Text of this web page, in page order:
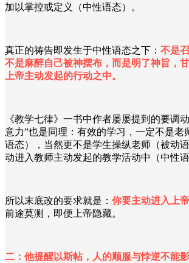
加以掌控或定义（中性语态）。
真正的祷告即发生于中性语态之下： 不是
不是麻醉自己被神摆布，而是明了神旨，
上帝主动发起的行动之中。
《教学七律》一书中作者屡屡提到的要调
意力”也是同理：有效的学习，一定不是老
语态），当然更不是学生操纵老师（被动
动进入教师主动发起的教学活动中（中性语
所以末底改的要求就是： 你要主动进入上
前途莫测，即便上帝隐藏。
二：他提醒以斯帖，人的顺服与悖逆不能